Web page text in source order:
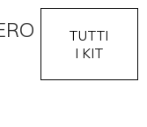
TUTTI
I KIT